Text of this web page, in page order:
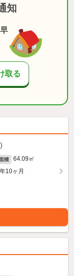
知
取る
積 64.09㎡
10ヶ月